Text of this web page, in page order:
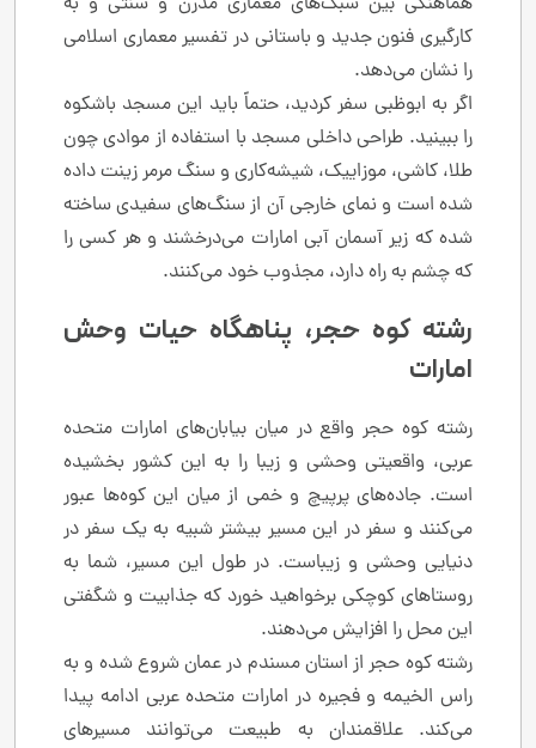
کارگیری فنون جدید و باستانی در تفسیر معماری اسلامی
را نشان می‌دهد.
اگر به ابوظبی سفر کردید، حتماً باید این مسجد باشکوه
را ببینید. طراحی داخلی مسجد با استفاده از موادی چون
طلا، کاشی، موزاییک، شیشه‌کاری و سنگ مرمر زینت داده
شده است و نمای خارجی آن از سنگ‌های سفیدی ساخته
شده که زیر آسمان آبی امارات می‌درخشند و هر کسی را
که چشم به راه دارد، مجذوب خود می‌کنند.
رشته کوه حجر، پناهگاه حیات وحش
امارات
رشته کوه حجر واقع در میان بیابان‌های امارات متحده
عربی، واقعیتی وحشی و زیبا را به این کشور بخشیده
است. جاده‌های پرپیچ و خمی از میان این کوه‌ها عبور
می‌کنند و سفر در این مسیر بیشتر شبیه به یک سفر در
دنیایی وحشی و زیباست. در طول این مسیر، شما به
روستاهای کوچکی برخواهید خورد که جذابیت و شگفتی
این محل را افزایش می‌دهند.
رشته کوه حجر از استان مسندم در عمان شروع شده و به
راس الخیمه و فجیره در امارات متحده عربی ادامه پیدا
می‌کند. علاقمندان به طبیعت می‌توانند مسیرهای